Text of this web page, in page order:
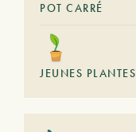
POT CARRÉ
JEUNES PLANTES